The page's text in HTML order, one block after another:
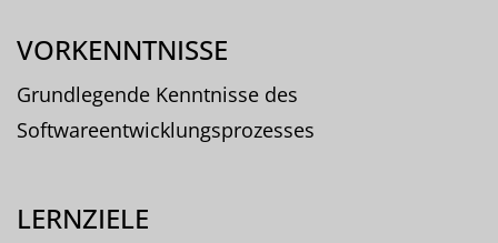
VORKENNTNISSE
Grundlegende Kenntnisse des
Softwareentwicklungsprozesses
LERNZIELE